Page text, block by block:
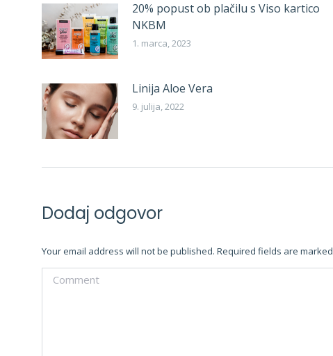
20% popust ob plačilu s Viso kartico
NKBM
1. marca, 2023
Linija Aloe Vera
9. julija, 2022
Dodaj odgovor
Your email address will not be published. Required fields are marked
Comment